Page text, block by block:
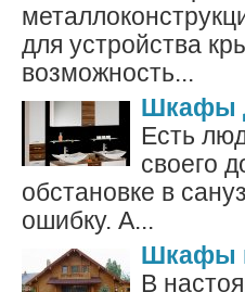
для устройства
возможность...
Шкафы
Есть
своего
обстановке в
ошибку. А...
Шкафы
В